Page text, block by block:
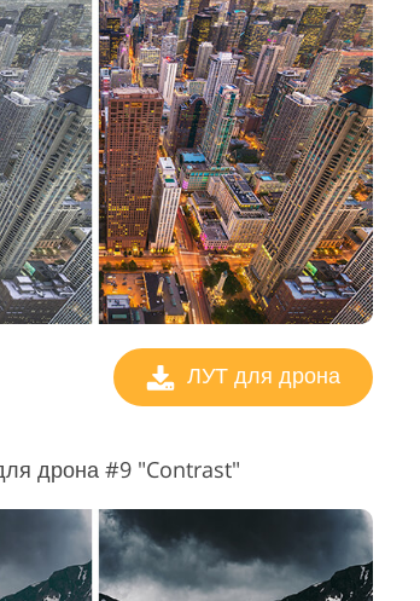
ЛУТ для дрона
дрона #9 "Contrast"